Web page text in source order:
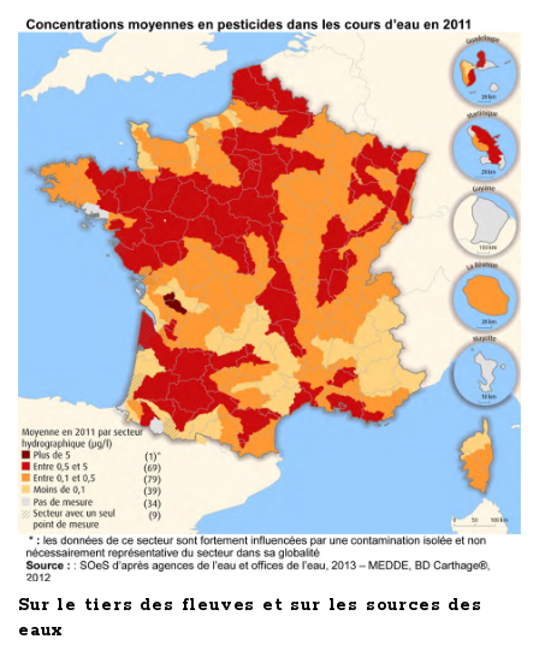
Sur le tiers des fleuves et sur les sources des
eaux